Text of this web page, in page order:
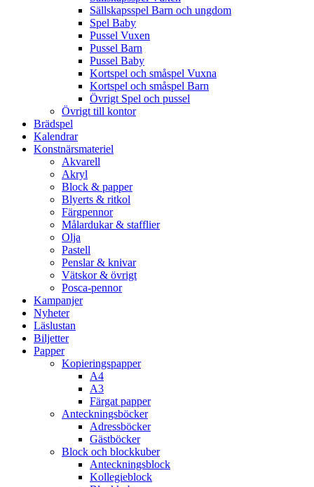
Sällskapsspel Barn och ungdom
Spel Baby
Pussel Vuxen
Pussel Barn
Pussel Baby
Kortspel och småspel Vuxna
Kortspel och småspel Barn
Övrigt Spel och pussel
Övrigt till kontor
Brädspel
Kalendrar
Konstnärsmateriel
Akvarell
Akryl
Block & papper
Blyerts & ritkol
Färgpennor
Målardukar & stafflier
Olja
Pastell
Penslar & knivar
Vätskor & övrigt
Posca-pennor
Kampanjer
Nyheter
Läslustan
Biljetter
Papper
Kopieringspapper
A4
A3
Färgat papper
Anteckningsböcker
Adressböcker
Gästböcker
Block och blockkuber
Anteckningsblock
Kollegieblock